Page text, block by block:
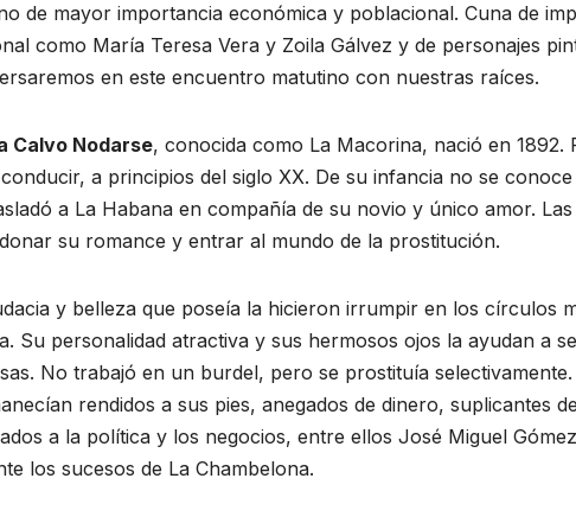
de
ACONTECER CULTURAL
Recibe
de mayor importancia económica y poblacional. Cuna de
como María Teresa Vera y Zoila Gálvez y de personajes
en este encuentro matutino con nuestras raíces.
Calvo Nodarse, conocida como La Macorina, nació en 1892.
a principios del siglo XX. De su infancia no se
a La Habana en compañía de su novio y único amor.
su romance y entrar al mundo de la prostitución.
y belleza que poseía la hicieron irrumpir en los círculos
Su personalidad atractiva y sus hermosos ojos la ayudan a
No trabajó en un burdel, pero se prostituía
rendidos a sus pies, anegados de dinero, suplicantes
a la política y los negocios, entre ellos José Miguel
los sucesos de La Chambelona.